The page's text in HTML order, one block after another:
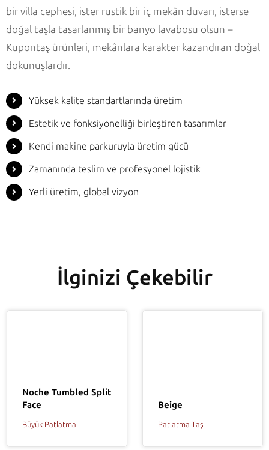
bir villa cephesi, ister rustik bir iç mekân duvarı, isterse
doğal taşla tasarlanmış bir banyo lavabosu olsun –
Kupontaş ürünleri, mekânlara karakter kazandıran doğal
dokunuşlardır.
Yüksek kalite standartlarında üretim
Estetik ve fonksiyonelliği birleştiren tasarımlar
Kendi makine parkuruyla üretim gücü
Zamanında teslim ve profesyonel lojistik
Yerli üretim, global vizyon
İlginizi Çekebilir
Noche Tumbled Split
Face
Büyük Patlatma
Beige
Patlatma Taş